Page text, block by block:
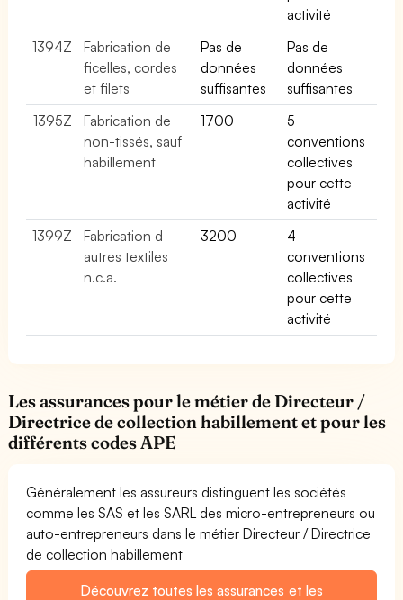
activité
1394Z
Fabrication de
ficelles, cordes
et filets
Pas de
données
suffisantes
Pas de
données
suffisantes
1395Z
Fabrication de
non-tissés, sauf
habillement
1700
5
conventions
collectives
pour cette
activité
1399Z
Fabrication d
autres textiles
n.c.a.
3200
4
conventions
collectives
pour cette
activité
Les assurances pour le métier de Directeur /
Directrice de collection habillement et pour les
différents codes APE
Généralement les assureurs distinguent les sociétés
comme les SAS et les SARL des micro-entrepreneurs ou
auto-entrepreneurs dans le métier Directeur / Directrice
de collection habillement
Découvrez toutes les assurances et les